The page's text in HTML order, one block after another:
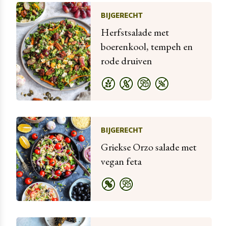
BIJGERECHT
Herfstsalade met
boerenkool, tempeh en
rode druiven
BIJGERECHT
Griekse Orzo salade met
vegan feta